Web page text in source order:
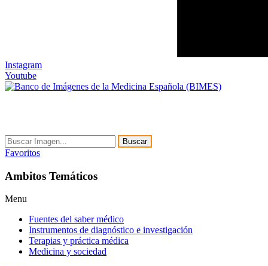
Instagram
Youtube
Buscar
Favoritos
Ambitos Temáticos
Menu
Fuentes del saber médico
Instrumentos de diagnóstico e investigación
Terapias y práctica médica
Medicina y sociedad